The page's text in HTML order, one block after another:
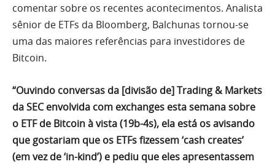
comentar sobre os recentes acontecimentos. Analista
sênior de ETFs da Bloomberg, Balchunas tornou-se
uma das maiores referências para investidores de
Bitcoin.
“Ouvindo conversas da [divisão de] Trading & Markets
da SEC envolvida com exchanges esta semana sobre
o ETF de Bitcoin à vista (19b-4s), ela está os avisando
que gostariam que os ETFs fizessem ‘cash creates’
(em vez de ‘in-kind’) e pediu que eles apresentassem